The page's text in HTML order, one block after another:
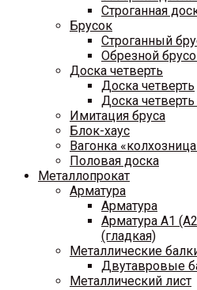
Строганная
Брусок
Строганный
Обрезной
Доска четверть
Доска четверть
Доска
Имитация бруса
Блок-хаус
Вагонка
Половая доска
Металлопрокат
Арматура
Арматура
Арматура A1
(гладкая)
Металлические
Двутавровые
Металлический лист